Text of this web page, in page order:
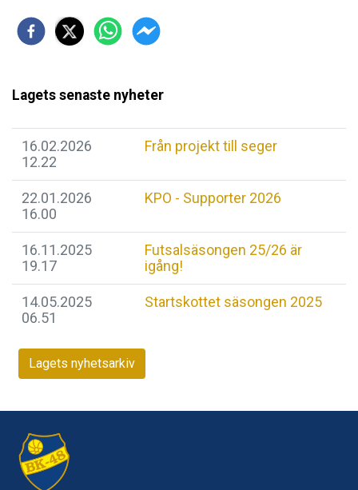
Lagets senaste nyheter
16.02.2026
12.22
Från projekt till seger
22.01.2026
16.00
KPO - Supporter 2026
16.11.2025
19.17
Futsalsäsongen 25/26 är
igång!
14.05.2025
06.51
Startskottet säsongen 2025
Lagets nyhetsarkiv